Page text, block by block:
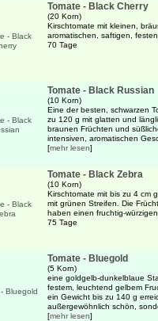
Tomate - Black Cherry
(20 Korn)
Kirschtomate mit kleinen,
aromatischen, saftigen,
70 Tage
Tomate - Black Russian
(10 Korn)
Eine der besten, schwarzen
zu 120 g mit glatten und
braunen Früchten und
intensiven, aromatischen
[mehr lesen]
Tomate - Black Zebra
(10 Korn)
Kirschtomate mit bis zu 4 cm
mit grünen Streifen. Die
haben einen fruchtig-
75 Tage
Tomate - Bluegold
(5 Korn)
eine goldgelb-dunkelblaue
festem, leuchtend gelbem
ein Gewicht bis zu 140 g
außergewöhnlich schön,
[mehr lesen]